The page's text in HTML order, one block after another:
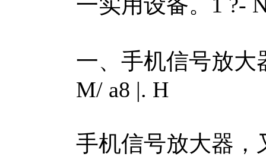
一、手机信号放大
M/ a8 |. H
手机信号放大器，